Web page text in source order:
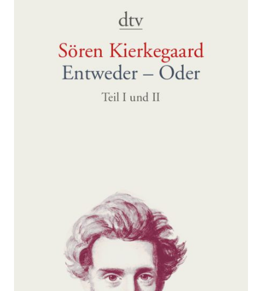
Entweder - Oder
1040 Seiten
kartoniert
ISBN: 978-3-
423-13382-1